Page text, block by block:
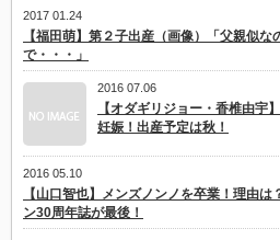
2017 01.24
【福田萌】第２子出産（画像）「父親似
で・・・」
2016 07.06
【オダギリジョー・香椎由宇
妊娠！出産予定は秋！
2016 05.10
【山口智也】メンズノンノを卒業！理由
ン30周年誌が最後！